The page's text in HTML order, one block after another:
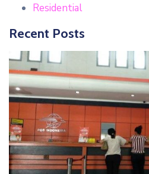
Residential
Recent Posts